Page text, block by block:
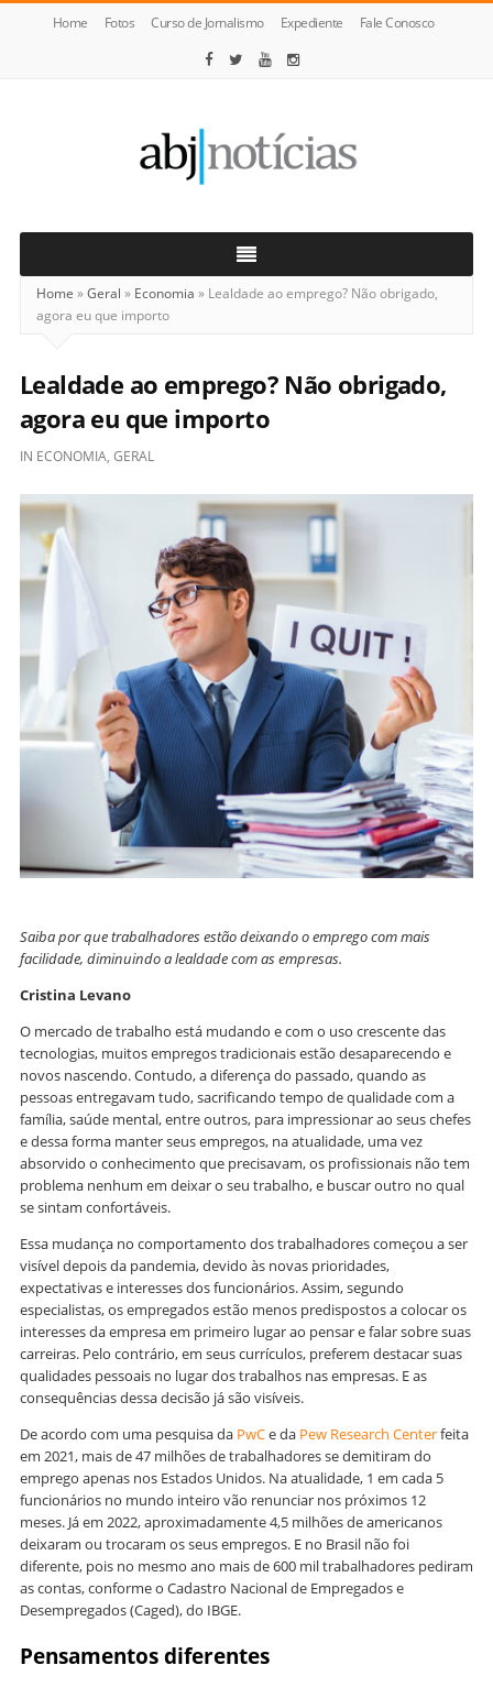
Home Fotos Curso de Jornalismo Expediente Fale Conosco
Notícias
Home »Geral » Economia » Lealdade ao emprego? Não obrigado,
agora eu que importo
Lealdade ao emprego? Não obrigado,
agora eu que importo
IN ECONOMIA, GERAL
Saiba por que trabalhadores estão deixando o emprego com mais
facilidade, diminuindo a lealdade com as empresas.
Cristina Levano
O mercado de trabalho está mudando e com o uso crescente das
tecnologias, muitos empregos tradicionais estão desaparecendo e
novos nascendo. Contudo, a diferença do passado, quando as
pessoas entregavam tudo, sacrificando tempo de qualidade com a
família, saúde mental, entre outros, para impressionar ao seus chefes
e dessa forma manter seus empregos, na atualidade, uma vez
absorvido o conhecimento que precisavam, os profissionais não tem
problema nenhum em deixar o seu trabalho, e buscar outro no qual
se sintam confortáveis.
Essa mudança no comportamento dos trabalhadores começou a ser
visível depois da pandemia, devido às novas prioridades,
expectativas e interesses dos funcionários. Assim, segundo
especialistas, os empregados estão menos predispostos a colocar os
interesses da empresa em primeiro lugar ao pensar e falar sobre suas
carreiras. Pelo contrário, em seus currículos, preferem destacar suas
qualidades pessoais no lugar dos trabalhos nas empresas. E as
consequências dessa decisão já são visíveis.
De acordo com uma pesquisa da PwCe da Pew Research Centerfeita
em 2021, mais de 47 milhões de trabalhadores se demitiram do
emprego apenas nos Estados Unidos. Na atualidade, 1 em cada 5
funcionários no mundo inteiro vão renunciar nos próximos 12
meses. Já em 2022, aproximadamente 4,5 milhões de americanos
deixaram ou trocaram os seus empregos. E no Brasil não foi
diferente, pois no mesmo ano mais de 600 mil trabalhadores pediram
as contas, conforme o Cadastro Nacional de Empregados e
Desempregados (Caged), do IBGE.
Pensamentos diferentes